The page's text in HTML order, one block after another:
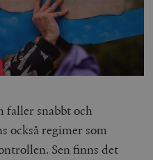
faller snabbt och
också regimer som
Sen finns det